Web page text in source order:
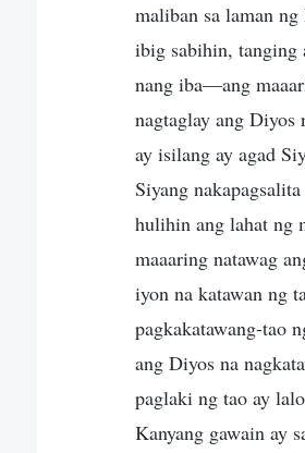
maliban sa laman
ibig sabihin, tanging
nang iba—ang
nagtaglay ang Diyos
ay isilang ay agad
Siyang
hulihin ang lahat ng
maaaring natawag
iyon na katawan ng
pagkakatawang-tao
ang Diyos na
paglaki ng tao ay
Kanyang gawain ay